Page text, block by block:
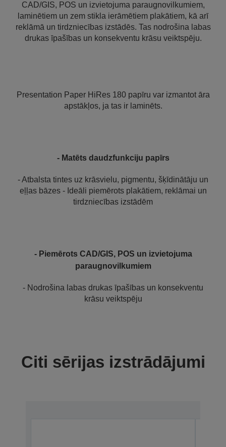
CAD/GIS, POS un izvietojuma paraugnovilkumiem,
laminētiem un zem stikla ierāmētiem plakātiem, kā arī
reklāmā un tirdzniecības izstādēs. Tas nodrošina labas
drukas īpašības un konsekventu krāsu veiktspēju.
Presentation Paper HiRes 180 papīru var izmantot āra
apstākļos, ja tas ir laminēts.
- Matēts daudzfunkciju papīrs
- Atbalsta tintes uz krāsvielu, pigmentu, šķīdinātāju un
eļļas bāzes - Ideāli piemērots plakātiem, reklāmai un
tirdzniecības izstādēm
- Piemērots CAD/GIS, POS un izvietojuma
paraugnovilkumiem
- Nodrošina labas drukas īpašības un konsekventu
krāsu veiktspēju
Citi sērijas izstrādājumi